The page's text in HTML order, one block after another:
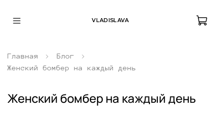
VLADISLAVA
Главная
Блог
Женский бомбер на каждый день
Женский бомбер на каждый день